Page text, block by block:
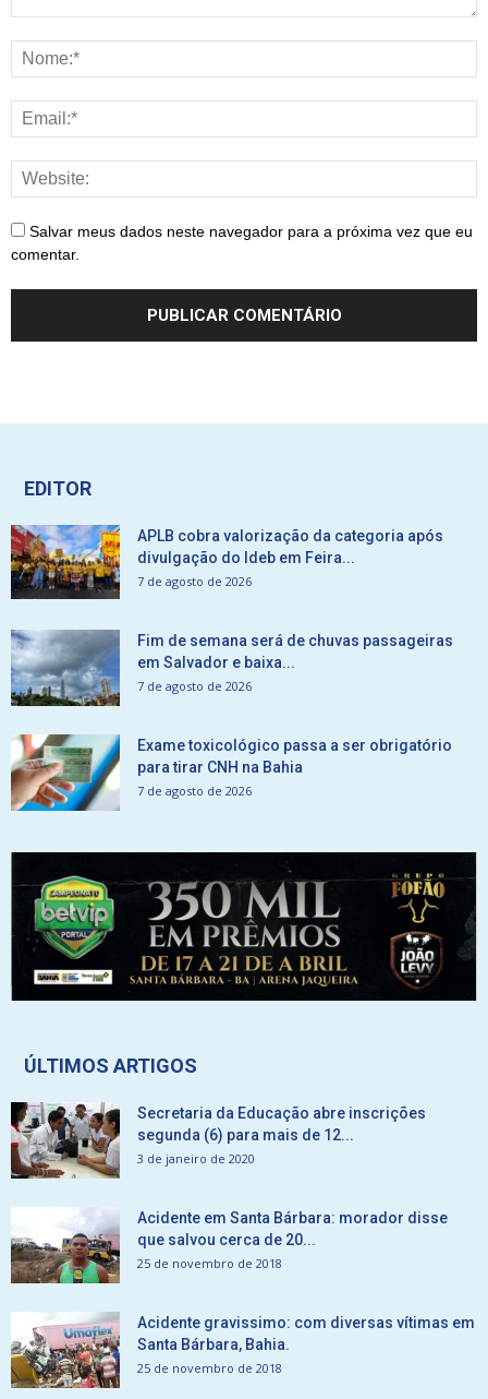
Salvar meus dados neste navegador para a próxima vez que eu
comentar.
EDITOR
APLB cobra valorização da categoria após
divulgação do Ideb em Feira...
7 de agosto de 2026
Fim de semana será de chuvas passageiras
em Salvador e baixa...
7 de agosto de 2026
Exame toxicológico passa a ser obrigatório
para tirar CNH na Bahia
7 de agosto de 2026
ÚLTIMOS ARTIGOS
Secretaria da Educação abre inscrições
segunda (6) para mais de 12...
3 de janeiro de 2020
Acidente em Santa Bárbara: morador disse
que salvou cerca de 20...
25 de novembro de 2018
Acidente gravissimo: com diversas vítimas em
Santa Bárbara, Bahia.
25 de novembro de 2018